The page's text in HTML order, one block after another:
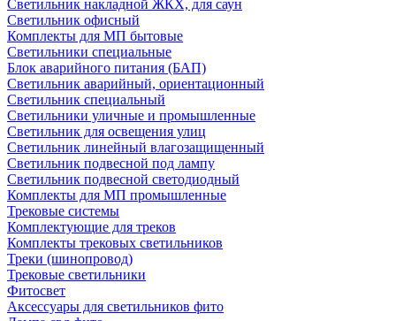
Светильник накладной ЖКХ, для саун
Светильник офисный
Комплекты для МП бытовые
Светильники специальные
Блок аварийного питания (БАП)
Светильник аварийный, ориентационный
Светильник специальный
Светильники уличные и промышленные
Светильник для освещения улиц
Светильник линейный влагозащищенный
Светильник подвесной под лампу
Светильник подвесной светодиодный
Комплекты для МП промышленные
Трековые системы
Комплектующие для треков
Комплекты трековых светильников
Треки (шинопровод)
Трековые светильники
Фитосвет
Аксессуары для светильников фито